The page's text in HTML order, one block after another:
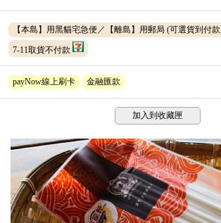
【本島】用黑貓宅急便／【離島】用郵局 (可選貨到付
7-11取貨不付款
payNow線上刷卡 金融匯款
加入到收藏匣